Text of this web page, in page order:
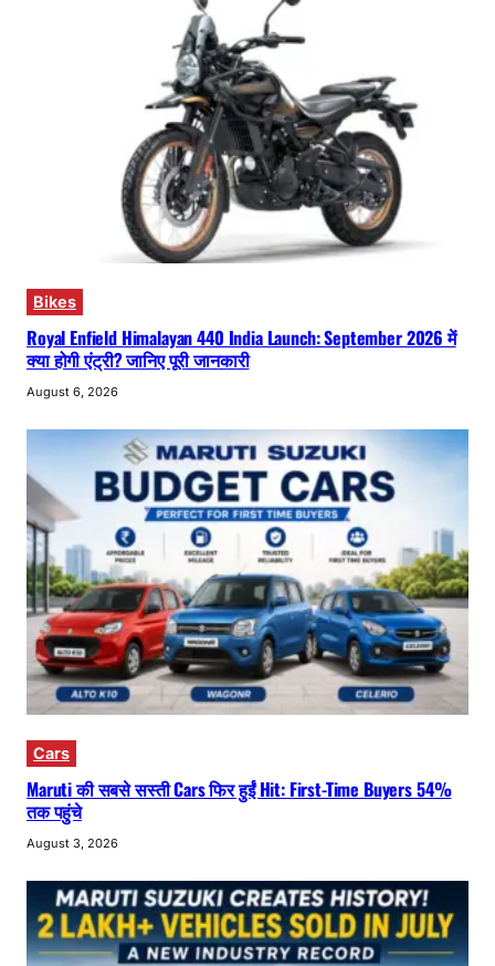
Bikes
Royal Enfield Himalayan 440 India Launch: September 2026 में
क्या होगी एंट्री? जानिए पूरी जानकारी
August 6, 2026
Cars
Maruti की सबसे सस्ती Cars फिर हुईं Hit: First-Time Buyers 54%
तक पहुंचे
August 3, 2026